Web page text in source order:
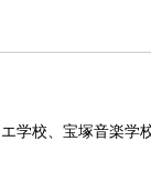
学校、宝塚音楽学